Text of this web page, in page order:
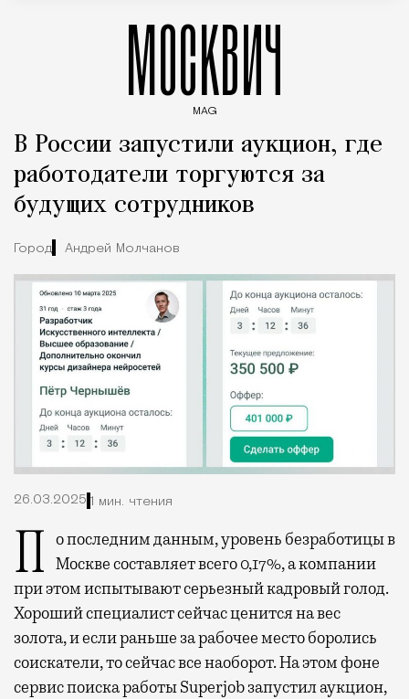
МОСКВИЧ
MAG
В России запустили аукцион, где
работодатели торгуются за
будущих сотрудников
Город Андрей Молчанов
26.03.2025 1 мин. чтения
По последним данным, уровень безработицы в Москве составляет всего 0,17%, а компании
при этом испытывают серьезный кадровый голод.
Хороший специалист сейчас ценится на вес
золота, и если раньше за рабочее место боролись
соискатели, то сейчас все наоборот. На этом фоне
сервис поиска работы Superjob запустил аукцион,